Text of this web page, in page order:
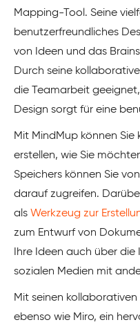
Mapping-Tool. Seine
benutzerfreundliches
von Ideen und das
Durch seine
die Teamarbeit
Design sorgt für eine
Mit MindMup können Sie
erstellen, wie Sie
Speichers können Sie
darauf zugreifen.
als Werkzeug zur
zum Entwurf von
Ihre Ideen auch über
sozialen Medien mit
Mit seinen
ebenso wie Miro, ein